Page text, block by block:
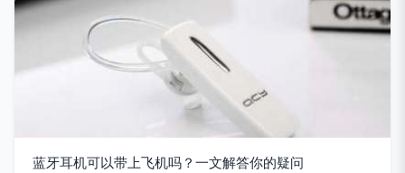
蓝牙耳机可以带上飞机吗？一文解答你的疑问